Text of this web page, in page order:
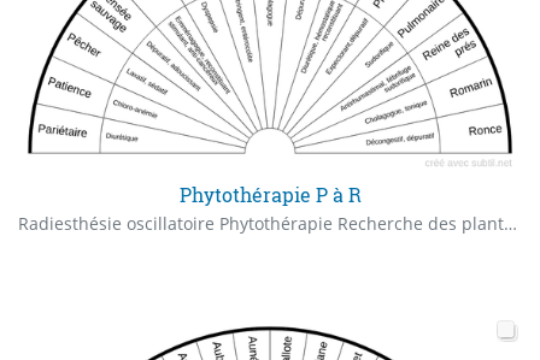
Phytothérapie P à R
Radiesthésie oscillatoire Phytothérapie Recherche des plantes adaptées au besoin